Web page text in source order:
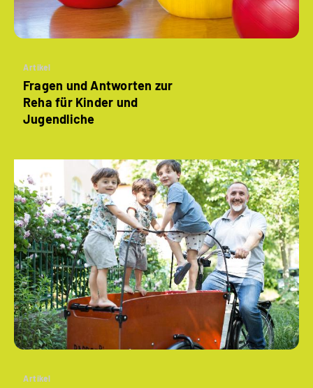
Artikel
Fragen und Antworten zur
Reha für Kinder und
Jugendliche
Artikel